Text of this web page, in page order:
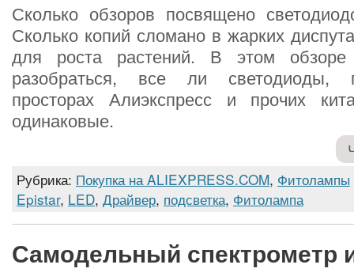
Сколько обзоров посвящено
Сколько копий сломано в жарких
для роста растений. В этом
разобраться, все ли светодиоды,
просторах Алиэкспресс и прочих
одинаковые.
Рубрика: Покупка на ALIEXPRESS.COM, Фитолампы
Epistar, LED, Драйвер, подсветка, Фитолампа
Самодельный спектрометр